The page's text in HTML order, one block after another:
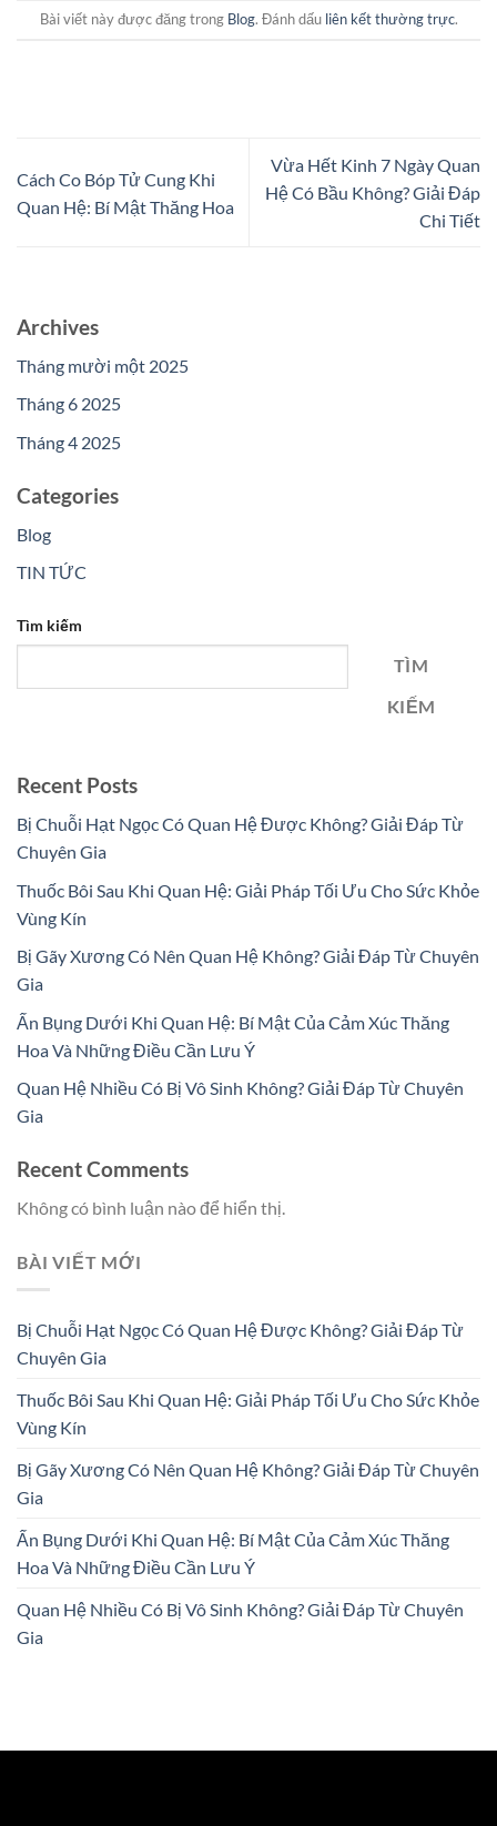
Bài viết này được đăng trong Blog. Đánh dấu liên kết thường trực.
Cách Co Bóp Tử Cung Khi
Quan Hệ: Bí Mật Thăng Hoa
Vừa Hết Kinh 7 Ngày Quan
Hệ Có Bầu Không? Giải Đáp
Chi Tiết
Archives
Tháng mười một 2025
Tháng 6 2025
Tháng 4 2025
Categories
Blog
TIN TỨC
Tìm kiếm
TÌM
KIẾM
Recent Posts
Bị Chuỗi Hạt Ngọc Có Quan Hệ Được Không? Giải Đáp Từ
Chuyên Gia
Thuốc Bôi Sau Khi Quan Hệ: Giải Pháp Tối Ưu Cho Sức Khỏe
Vùng Kín
Bị Gãy Xương Có Nên Quan Hệ Không? Giải Đáp Từ Chuyên
Gia
Ấn Bụng Dưới Khi Quan Hệ: Bí Mật Của Cảm Xúc Thăng
Hoa Và Những Điều Cần Lưu Ý
Quan Hệ Nhiều Có Bị Vô Sinh Không? Giải Đáp Từ Chuyên
Gia
Recent Comments
Không có bình luận nào để hiển thị.
BÀI VIẾT MỚI
Bị Chuỗi Hạt Ngọc Có Quan Hệ Được Không? Giải Đáp Từ
Chuyên Gia
Thuốc Bôi Sau Khi Quan Hệ: Giải Pháp Tối Ưu Cho Sức Khỏe
Vùng Kín
Bị Gãy Xương Có Nên Quan Hệ Không? Giải Đáp Từ Chuyên
Gia
Ấn Bụng Dưới Khi Quan Hệ: Bí Mật Của Cảm Xúc Thăng
Hoa Và Những Điều Cần Lưu Ý
Quan Hệ Nhiều Có Bị Vô Sinh Không? Giải Đáp Từ Chuyên
Gia